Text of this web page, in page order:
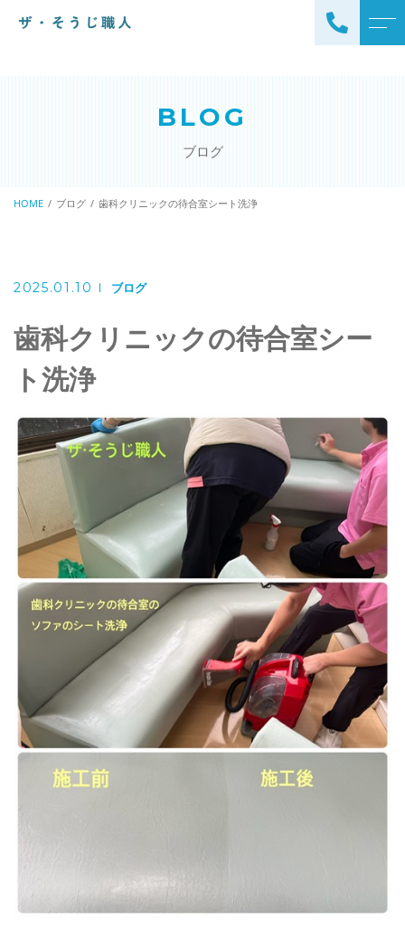
ザ・そうじ職人について
エアコンクリーニング
ハウスクリーニング
浴室クリーニング
風呂釜洗浄・追い炊き配管
クリーニング
トイレクリーニング
クリニック施設専門清掃
よくある質問
ブログ
洗濯機クリーニング
空気清浄機クリーニング
その他のお掃除
BLOG
ブログ
HOME ブログ 歯科クリニックの待合室シート洗浄
2025.01.10 ブログ
歯科クリニックの待合室シー
ト洗浄